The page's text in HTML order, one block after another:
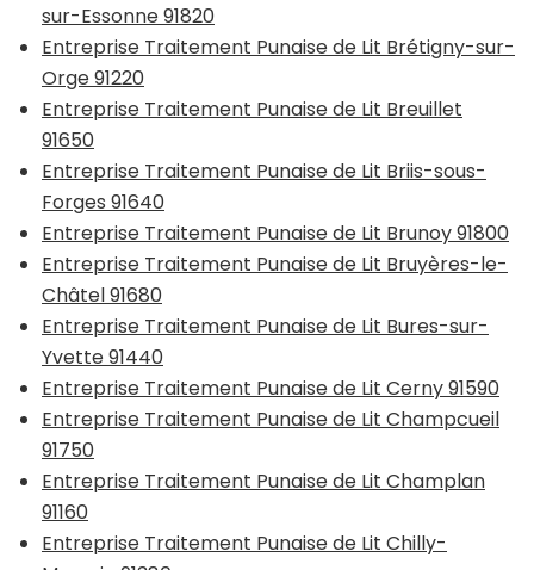
sur-Essonne 91820
Entreprise Traitement Punaise de Lit Brétigny-sur-
Orge 91220
Entreprise Traitement Punaise de Lit Breuillet
91650
Entreprise Traitement Punaise de Lit Briis-sous-
Forges 91640
Entreprise Traitement Punaise de Lit Brunoy 91800
Entreprise Traitement Punaise de Lit Bruyères-le-
Châtel 91680
Entreprise Traitement Punaise de Lit Bures-sur-
Yvette 91440
Entreprise Traitement Punaise de Lit Cerny 91590
Entreprise Traitement Punaise de Lit Champcueil
91750
Entreprise Traitement Punaise de Lit Champlan
91160
Entreprise Traitement Punaise de Lit Chilly-